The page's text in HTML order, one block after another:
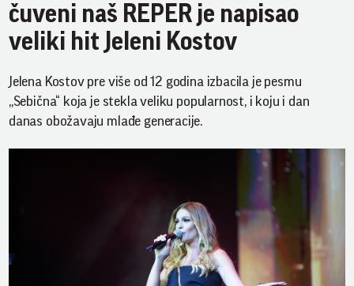
čuveni naš REPER je napisao
veliki hit Jeleni Kostov
Jelena Kostov pre više od 12 godina izbacila je pesmu
,,Sebična“ koja je stekla veliku popularnost, i koju i dan
danas obožavaju mlađe generacije.